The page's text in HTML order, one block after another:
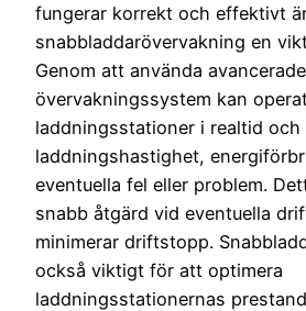
fungerar korrekt och effektivt
snabbladdarövervakning en
Genom att använda avancerade
övervakningssystem kan
laddningsstationer i realtid
laddningshastighet,
eventuella fel eller problem.
snabb åtgärd vid eventuella
minimerar driftstopp.
också viktigt för att optimera
laddningsstationernas